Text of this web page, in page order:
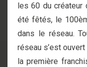
les 60 du
été fêtés, le
dans le réseau.
réseau s’est ouvert
la première